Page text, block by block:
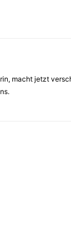
macht jetzt